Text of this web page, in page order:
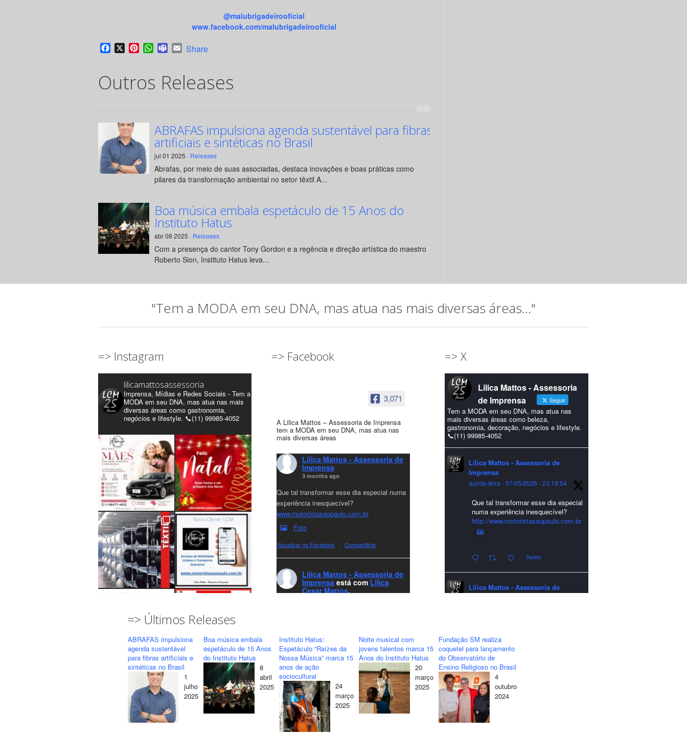
@malubrigadeirooficial
www.facebook.com/malubrigadeirooficial
Facebook
X PinterestWhatsApp
TeamsEmail
Share
Outros Releases
ABRAFAS impulsiona agenda sustentável para fibras
artificiais e sintéticas no Brasil
jul 01 2025 · Releases
Abrafas, por meio de suas associadas, destaca inovações e boas práticas como
pilares da transformação ambiental no setor têxtil A...
Boa música embala espetáculo de 15 Anos do
Instituto Hatus
abr 08 2025 · Releases
Com a presença do cantor Tony Gordon e a regência e direção artística do maestro
Roberto Sion, Instituto Hatus leva...
"Tem a MODA em seu DNA, mas atua nas mais diversas áreas..."
=> Instagram
lilicamattosassessoria
Imprensa, Mídias e Redes Sociais - Tem a
MODA em seu DNA, mas atua nas mais
diversas áreas como gastronomia,
negócios e lifestyle. 📞(11) 99985-4052
Carregar mais... Seguir
=> Facebook
3,071
A Lilica Mattos – Assessoria de Imprensa
tem a MODA em seu DNA, mas atua nas
mais diversas áreas
Lilica Mattos - Assessoria de
Imprensa
3 months ago
Que tal transformar esse dia especial numa
experiência inesquecível?
www.motoristasaopaulo.com.br
Foto
Visualizar no Facebook · Compartilhar
Lilica Mattos - Assessoria de
Imprensa está com Lilica
Cesar Mattos.
realizações para todos clientes, jornalistas e
amigos que sempre nos acompanham!🎄✨
🥂❤️
#lcmassessoria
#natal
#merrychristmas #felizanonovo
#HappyNewYear
Foto
Visualizar no Facebook
=> X
Lilica Mattos - Assessoria
de Imprensa
Seguir
Tem a MODA em seu DNA, mas atua nas
mais diversas áreas como beleza,
gastronomia, decoração, negócios e lifestyle.
📞(11) 99985-4052
Lilica Mattos - Assessoria de
Imprensa
quinta-feira - 07/05/2026 - 23:18:54
Que tal transformar esse dia especial
numa experiência inesquecível?
http://www.motoristasaopaulo.com.br
Twitter
Lilica Mattos - Assessoria de
excelente Natal e um 2026 repleto de
conquistas e realizações para todos
clientes, jornalistas e amigos que
sempre nos acompanham!🎄✨🥂❤️
#lcmassessoria
#merrychristmas
#happynewyear
=> Últimos Releases
ABRAFAS impulsiona
agenda sustentável
para fibras artificiais e
sintéticas no Brasil
1
julho
2025
Boa música embala
espetáculo de 15 Anos
do Instituto Hatus
8
abril
2025
Instituto Hatus:
Espetáculo “Raízes da
Nossa Música” marca 15
anos de ação
sociocultural
24
março
2025
Noite musical com
jovens talentos marca 15
Anos do Instituto Hatus
20
março
2025
Fundação SM realiza
coquetel para lançamento
do Observatório de
Ensino Religioso no Brasil
4
outubro
2024